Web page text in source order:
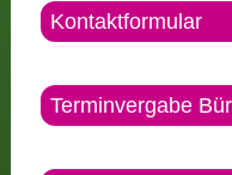
Kontaktformular
Terminvergabe